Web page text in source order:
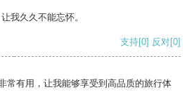
我久久不能忘怀。
支持[0] 反对[0]
常有用，让我能够享受到高品质的旅行体